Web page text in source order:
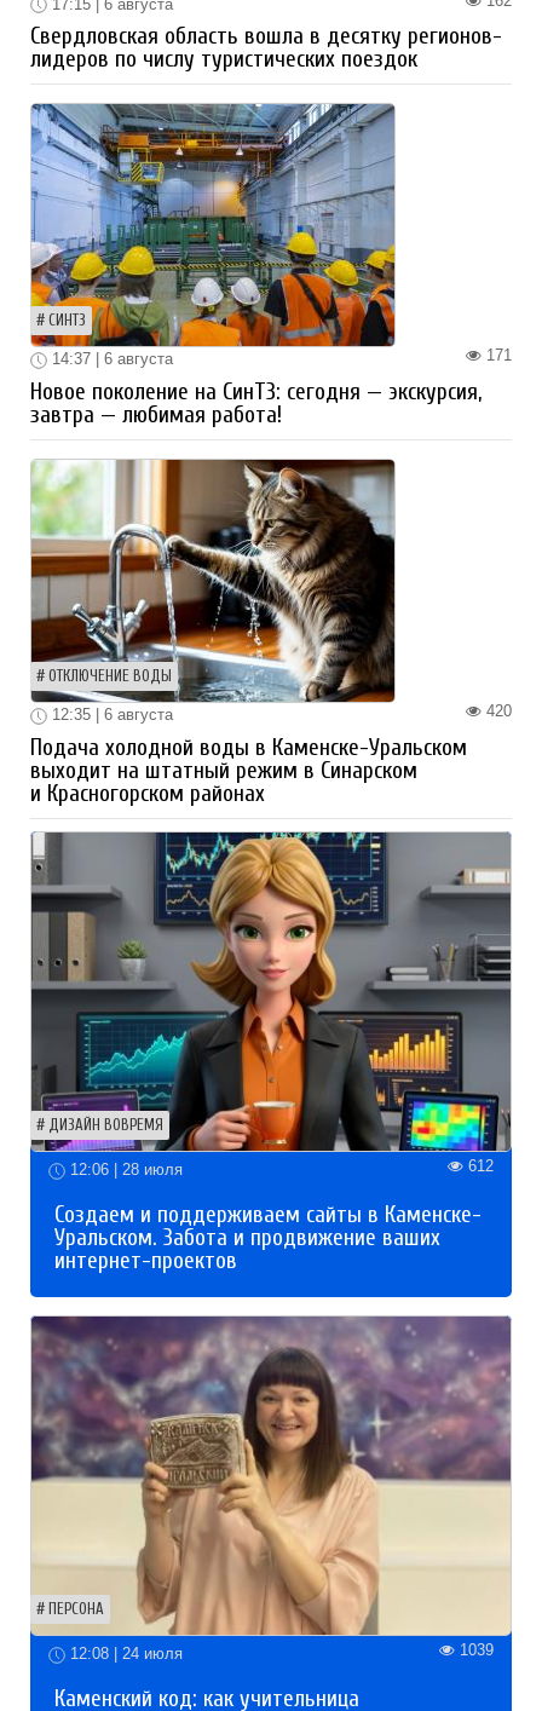
17:15 | 6 августа
Свердловская область вошла в десятку регионов-
лидеров по числу туристических поездок
СИНТЗ
171
14:37 | 6 августа
Новое поколение на СинТЗ: сегодня — экскурсия,
завтра — любимая работа!
ОТКЛЮЧЕНИЕ ВОДЫ
420
12:35 | 6 августа
Подача холодной воды в Каменске-Уральском
выходит на штатный режим в Синарском
и Красногорском районах
ДИЗАЙН ВОВРЕМЯ
12:06 | 28 июля 612
Создаем и поддерживаем сайты в Каменске-
Уральском. Забота и продвижение ваших
интернет-проектов
ПЕРСОНА
12:08 | 24 июля 1039
Каменский код: как учительница